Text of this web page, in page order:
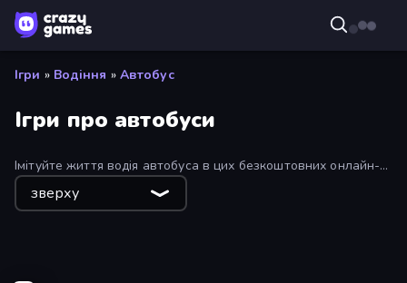
Ігри » Водіння » Автобус
Ігри про автобуси
Імітуйте життя водія автобуса в цих безкоштовних онлайн-
іграх на автобусі! Наступна зупинка ... Веселе та вільне
водіння.
зверху